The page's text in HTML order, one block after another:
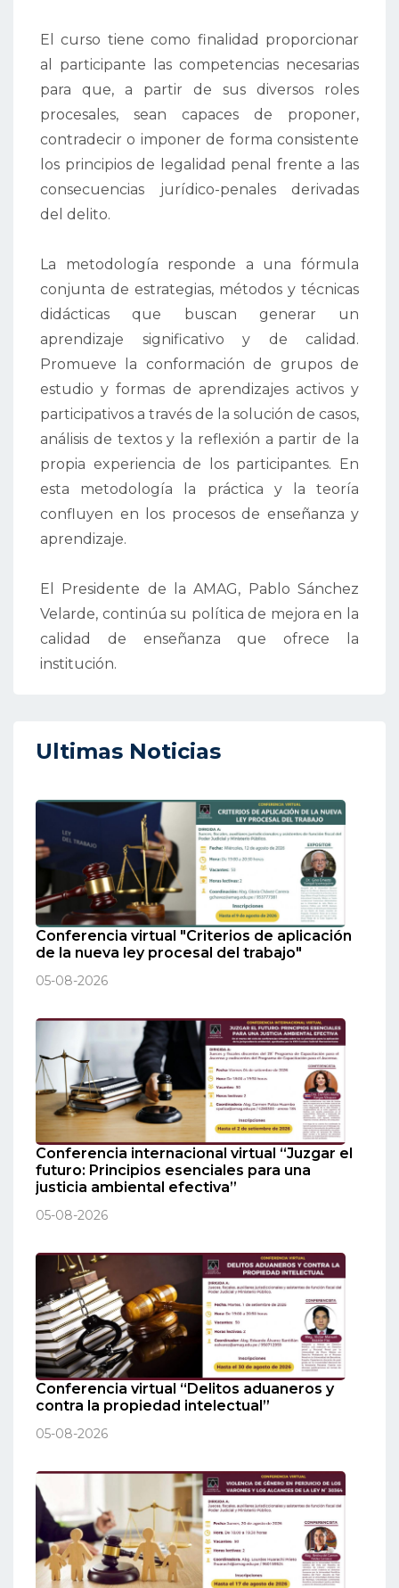
El curso tiene como finalidad proporcionar
al participante las competencias necesarias
para que, a partir de sus diversos roles
procesales, sean capaces de proponer,
contradecir o imponer de forma consistente
los principios de legalidad penal frente a las
consecuencias jurídico-penales derivadas
del delito.
La metodología responde a una fórmula
conjunta de estrategias, métodos y técnicas
didácticas que buscan generar un
aprendizaje significativo y de calidad.
Promueve la conformación de grupos de
estudio y formas de aprendizajes activos y
participativos a través de la solución de casos,
análisis de textos y la reflexión a partir de la
propia experiencia de los participantes. En
esta metodología la práctica y la teoría
confluyen en los procesos de enseñanza y
aprendizaje.
El Presidente de la AMAG, Pablo Sánchez
Velarde, continúa su política de mejora en la
calidad de enseñanza que ofrece la
institución.
Ultimas Noticias
Conferencia virtual "Criterios de aplicación
de la nueva ley procesal del trabajo"
05-08-2026
Conferencia internacional virtual “Juzgar el
futuro: Principios esenciales para una
justicia ambiental efectiva”
05-08-2026
Conferencia virtual “Delitos aduaneros y
contra la propiedad intelectual”
05-08-2026